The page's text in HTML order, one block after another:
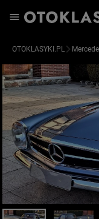
OTOKLASYKI.PL